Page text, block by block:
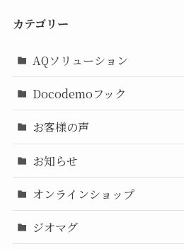
カテゴリー
AQソリューション
Docodemoフック
お客様の声
お知らせ
オンラインショップ
ジオマグ